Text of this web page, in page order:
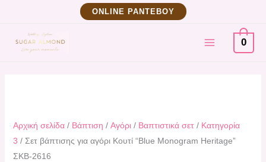
περιεχόμενο
ΟNLINE ΡΑΝΤΕΒΟΥ
MAIN
MENU
0
Αρχική σελίδα/ Βάπτιση / Αγόρι/ Βαπτιστικά σετ/ Κατηγορία
3 / Σετ βάπτισης για αγόρι Κουτί “Blue Monogram Heritage”
ΣΚΒ-2616
για
αγόρι
ΣΚΒ-2616
ποσότητα